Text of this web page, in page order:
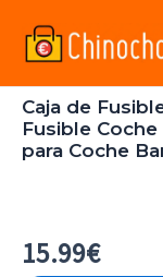
Caja de
Fusible
para Coche
15.99€